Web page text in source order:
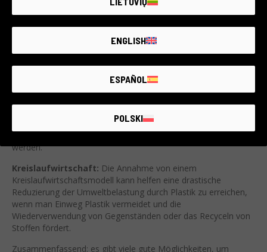
Fortschrittliches Recycling:Es gibt mehrere innovative
Technologien, die versuchen, den recycling-Prozess von Plastik
zu verbessern. Das chemische Recycling verwendet zum
Beispiel Prozesse, um die plastischen Abfälle in Stoffe zu
verwandeln, die für die Herstellung von neuen Materialien
verwendet werden können.
und Lebensmittelbehälter. Diese Artikel können mehrmals
verwendet werden, so dass weniger Plastikabfälle erzeugt
werden.
Kreislaufwirtschaft: Die Annahme von einem
Kreislaufwirtschaftsmodell kann helfen eine drastische
Reduzierung der Umweltbelastung durch Plastik zu erreichen,
wenn man Einweg Plastik vermeidet und die
Wiederverwendung von Gegenständen oder das Recyceln von
Stoffen fördert.
Zusammenfassend: es gibt viele gute Möglichkeiten, um
ENGLISH
ESPAÑOL
POLSKI